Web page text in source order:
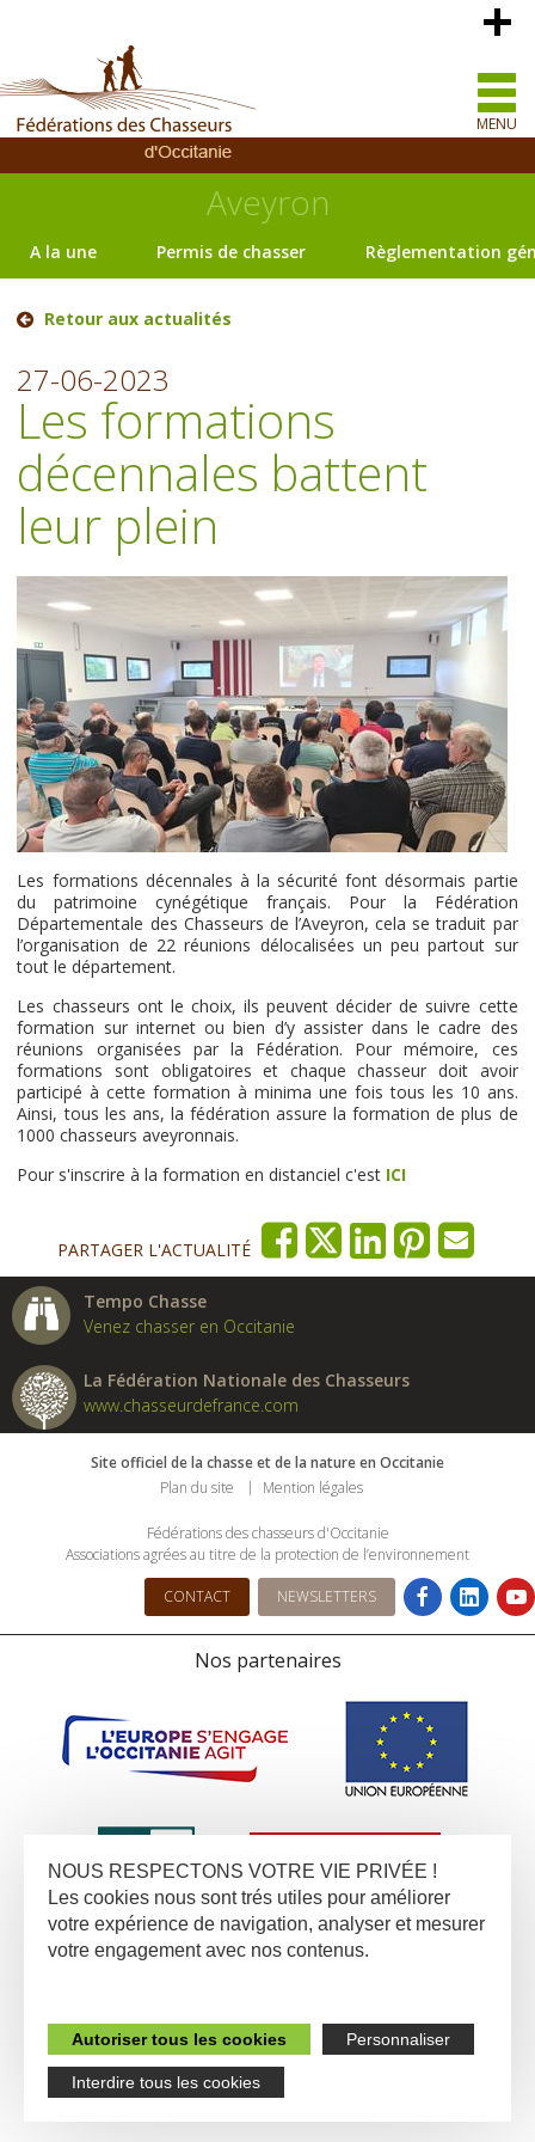
MENU
Aveyron
A la une Permis de chasser Règlementation
Retour aux actualités
27-06-2023
Les formations
décennales battent
leur plein
Les formations décennales à la sécurité font désormais partie
du patrimoine cynégétique français. Pour la Fédération
Départementale des Chasseurs de l’Aveyron, cela se traduit par
l’organisation de 22 réunions délocalisées un peu partout sur
tout le département.
Les chasseurs ont le choix, ils peuvent décider de suivre cette
formation sur internet ou bien d’y assister dans le cadre des
réunions organisées par la Fédération. Pour mémoire, ces
formations sont obligatoires et chaque chasseur doit avoir
participé à cette formation à minima une fois tous les 10 ans.
Ainsi, tous les ans, la fédération assure la formation de plus de
1000 chasseurs aveyronnais.
Pour s'inscrire à la formation en distanciel c'est ICI
PARTAGER L'ACTUALITÉ
Tempo Chasse
Venez chasser en Occitanie
La Fédération Nationale des Chasseurs
www.chasseurdefrance.com
Site officiel de la chasse et de la nature en Occitanie
Plan du site
Mention légales
Fédérations des chasseurs d'Occitanie
Associations agrées au titre de la protection de l’environnement
CONTACT NEWSLETTERS
Nos partenaires
NOUS RESPECTONS VOTRE VIE PRIVÉE !
Les cookies nous sont trés utiles pour améliorer
votre expérience de navigation, analyser et mesurer
votre engagement avec nos contenus.
Autoriser tous les cookies Personnaliser
Interdire tous les cookies